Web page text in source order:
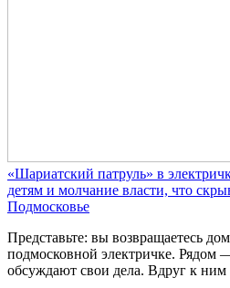
«Шариатский патруль» в
детям и молчание власти, что
Подмосковье
Представьте: вы возвращаетесь
подмосковной электричке. Рядом
обсуждают свои дела. Вдруг к ним